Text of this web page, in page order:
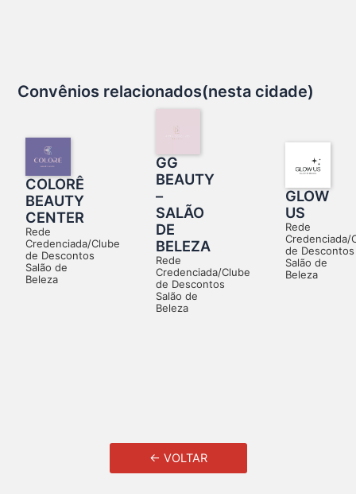
Convênios relacionados(nesta cidade)
COLORÊ
BEAUTY
CENTER
Rede
Credenciada/Clube
de Descontos
Salão de
Beleza
GG
BEAUTY
–
SALÃO
DE
BELEZA
Rede
Credenciada/Clube
de Descontos
Salão de
Beleza
GLOW
US
Rede
Credenciada/
de Descontos
Salão de
Beleza
← VOLTAR